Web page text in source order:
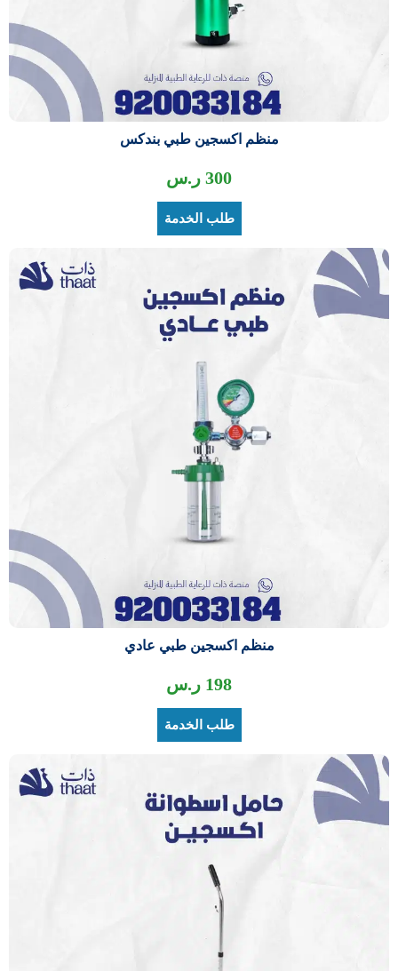
منظم اكسجين طبي بندكس
300 ر.س
طلب الخدمة
منظم اكسجين طبي عادي
198 ر.س
طلب الخدمة